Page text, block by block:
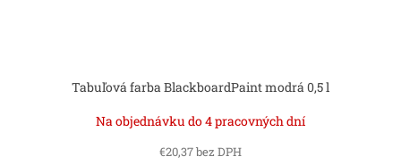
Tabuľová farba BlackboardPaint modrá 0,5 l
Na objednávku do 4 pracovných dní
€20,37 bez DPH